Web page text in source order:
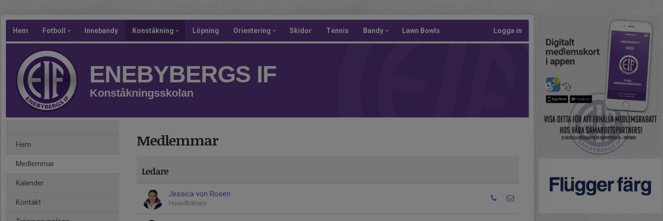
Hem Fotboll Innebandy Konståkning Löpning Orientering Skidor Tennis Bandy Lawn Bowls Logga in
ENEBYBERGS IF
Konståkningsskolan
Hem
Medlemmar
Kalender
Kontakt
Medlemmar
Ledare
Jessica von Rosen
Huvudtränare